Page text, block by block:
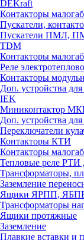
DEKraft
Контакторы
Пускатели,
Пускатели ПМЛ,
TDM
Контакторы
Реле
Контакторы
Доп. устройства
IEK
Миниконтактор
Доп. устройства
Переключатели
Контакторы КТИ
Контакторы
Тепловые реле
Трансформаторы,
Заземление
Ящики ЯРПП,
Трансформаторы
Ящики протяжные
Заземление
Плавкие вставки и